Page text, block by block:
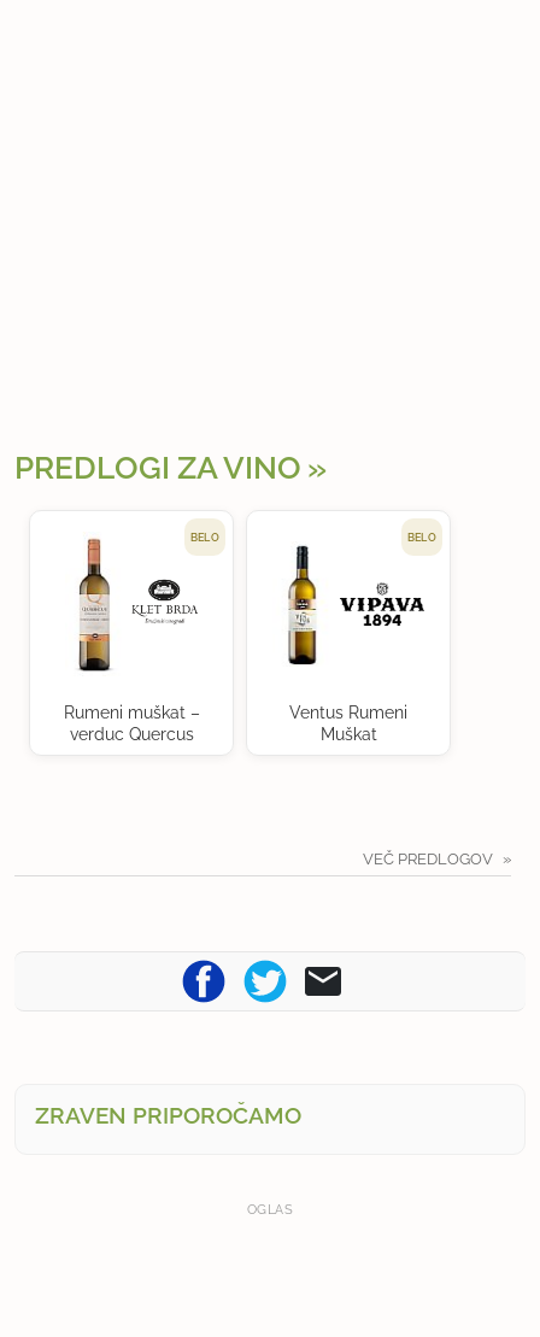
PREDLOGI ZA VINO
BELO
Rumeni muškat –
verduc Quercus
BELO
Ventus Rumeni
Muškat
VEČ PREDLOGOV
ZRAVEN PRIPOROČAMO
OGLAS